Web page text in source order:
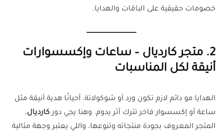
خصومات حقيقية على الباقات والهدايا.
2. متجر كارديال – ساعات وإكسسوارات
أنيقة لكل المناسبات
الهدايا مو دائم لازم تكون ورد أو شوكولاتة. أحيانًا هدية أنيقة مثل
ساعة أو إكسسوار فاخر تترك أثر يدوم. وهنا يجي دوركارديال،
المتجر المعروف بجودة منتجاته وتنوعها، واللي يعتبر وجهة مثالية